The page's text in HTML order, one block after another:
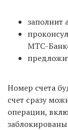
заполнит
МТС-
Номер счета
счет сразу
операции,